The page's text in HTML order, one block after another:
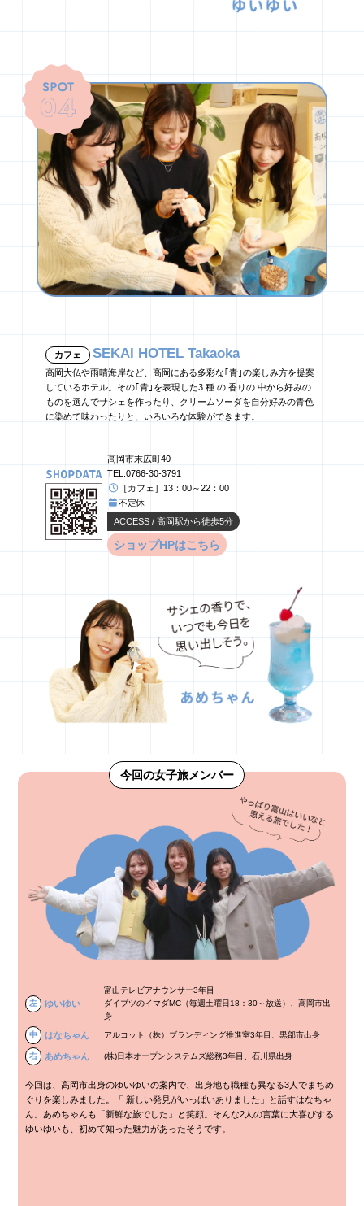
カフェ SEKAI HOTEL Takaoka
高岡大仏や雨晴海岸など、高岡にある多彩な｢青｣の楽しみ方を提案
しているホテル。その｢青｣を表現した3 種 の 香りの 中から好みの
ものを選んでサシェを作ったり、クリームソーダを自分好みの青色
に染めて味わったりと、いろいろな体験ができます。
高岡市末広町40
TEL.0766-30-3791
［カフェ］13：00～22：00
不定休
ACCESS / 高岡駅から徒歩5分
ショップHPはこちら
今回の女子旅メンバー
左 ゆいゆい
富山テレビアナウンサー3年目
ダイブツのイマダMC（毎週土曜日18：30～放送）、高岡市出
身
中 はなちゃん アルコット（株）ブランディング推進室3年目、黒部市出身
右 あめちゃん (株)日本オープンシステムズ総務3年目、石川県出身
今回は、高岡市出身のゆいゆいの案内で、出身地も職種も異なる3人でまちめ
ぐりを楽しみました。「 新しい発見がいっぱいありました」と話すはなちゃ
ん。あめちゃんも「新鮮な旅でした」と笑顔。そんな2人の言葉に大喜びする
ゆいゆいも、初めて知った魅力があったそうです。